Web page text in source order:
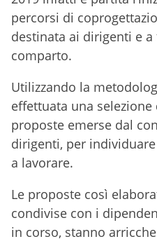
percorsi di
destinata ai dirigenti e
comparto.
Utilizzando la
effettuata una
proposte emerse dal
dirigenti, per
a lavorare.
Le proposte così
condivise con i
in corso, stanno